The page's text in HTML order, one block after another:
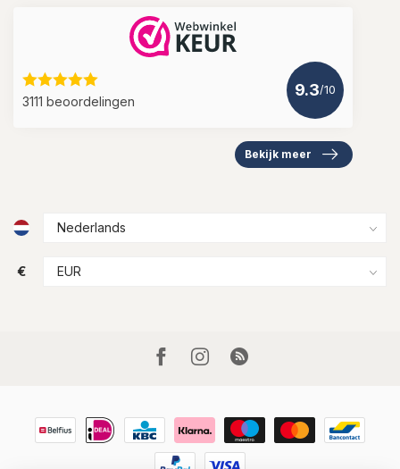
3111 beoordelingen
9.3/10
Bekijk meer
€